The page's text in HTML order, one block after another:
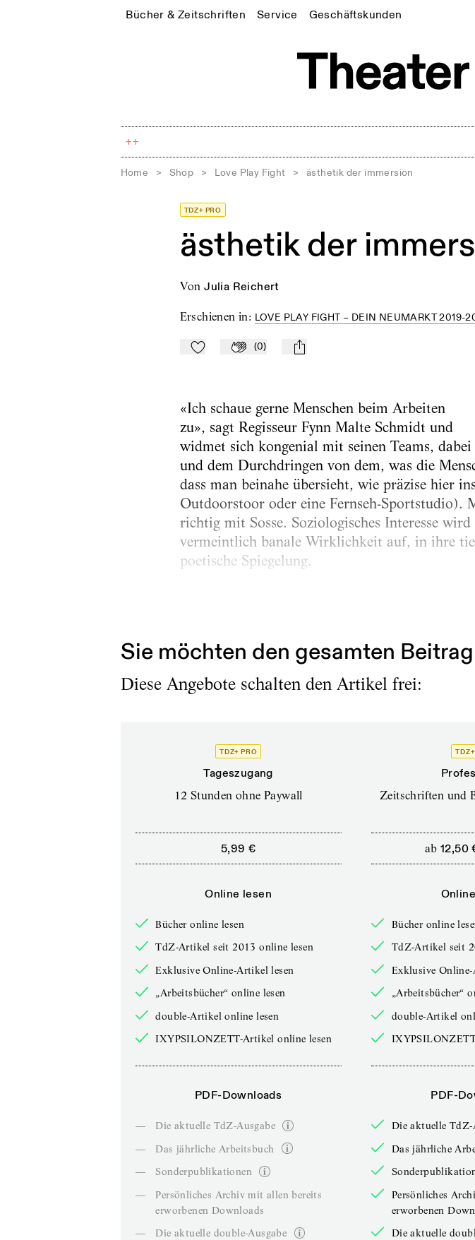
Bücher & Zeitschriften Service Geschäftskunden
++
Home > Shop > Love Play Fight > ästhetik der immersion
TDZ+ PRO
ästhetik der
von Julia Reichert
Erschienen in: LOVE PLAY FIGHT – DEIN NEUMARKT 2019-
Zu Mein-TdZ hinzufügen
Applaudieren
(0) mail
«Ich schaue gerne Menschen beim Arbeiten
zu», sagt Regisseur Fynn Malte Schmidt und
widmet sich kongenial mit seinen Teams,
und dem Durchdringen von dem, was die
dass man beinahe übersieht, wie präzise hier
Outdoorstoor oder eine Fernseh-Sportstudio).
richtig mit Sosse. Soziologisches Interesse
vermeintlich banale Wirklichkeit auf, in ihre
poetische Spiegelung.
Sie möchten den gesamten
Diese Angebote schalten den Artikel frei:
TDZ+ PRO
Tageszugang
12 Stunden ohne Paywall
5,99 €
Online lesen
Bücher online lesen
TdZ-Artikel seit 2013 online lesen
Exklusive Online-Artikel lesen
„Arbeitsbücher“ online lesen
double-Artikel online lesen
IXYPSILONZETT-Artikel online lesen
PDF-Downloads
—
Die aktuelle TdZ-Ausgabe
—
Das jährliche Arbeitsbuch
—
Sonderpublikationen
—
Persönliches Archiv mit allen bereits
erworbenen Downloads
—
Die aktuelle double-Ausgabe
Zeitschriften und
ab 12,50
Bücher online
TdZ-Artikel seit
Exklusive
„Arbeitsbücher“
double-Artikel
PDF-
Die aktuelle TdZ-
Das jährliche
Persönliches
erworbenen
Die aktuelle